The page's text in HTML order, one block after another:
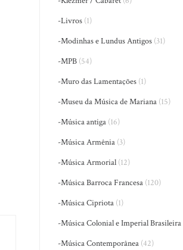
-Livros (1)
-Modinhas e Lundus Antigos (31)
-MPB (54)
-Muro das Lamentações (1)
-Museu da Música de Mariana (15)
-Música antiga (16)
-Música Armênia (3)
-Música Armorial (12)
-Música Barroca Francesa (120)
-Música Cipriota (1)
-Música Colonial e Imperial Brasileira
-Música Contemporânea (42)